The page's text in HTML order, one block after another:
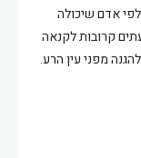
אדם שיכולה
קרובות לקנאה
מפני עין הרע.